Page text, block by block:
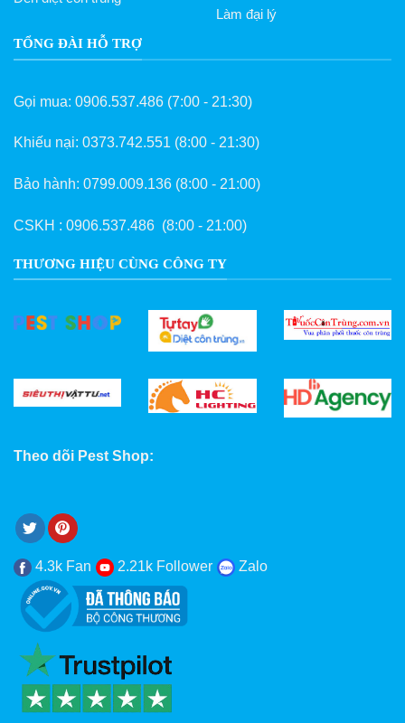
Làm đại lý
TỔNG ĐÀI HỖ TRỢ
Gọi mua: 0906.537.486 (7:00 - 21:30)
Khiếu nại: 0373.742.551 (8:00 - 21:30)
Bảo hành: 0799.009.136 (8:00 - 21:00)
CSKH : 0906.537.486 (8:00 - 21:00)
THƯƠNG HIỆU CÙNG CÔNG TY
Theo dõi Pest Shop:
4.3k Fan 2.21k Follower Zalo